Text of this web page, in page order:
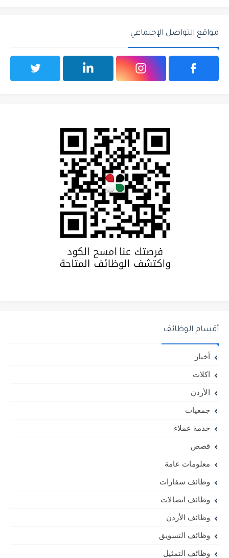
مواقع التواصل الإجتماعي
أقسام الوظائف
أخبار
اكلات
الأردن
جمعيات
خدمة عملاء
قصص
معلومات عامة
وظائف سفارات
وظائف اتصالات
وظائف الأردن
وظائف التسويق
وظائف التمثيل